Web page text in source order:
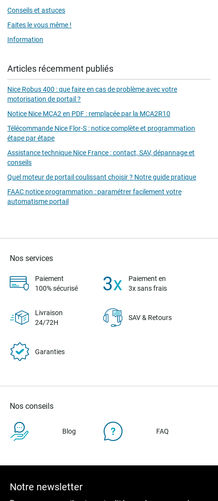
Conseils et astuces
Faites le vous même !
Information
Articles récemment publiés
Nice Robus 400 : que faire en cas de problème avec votre
motorisation de portail ?
Notice Nice MCA2 en PDF : remplacée par la MCA2R10
Télécommande Nice Flor-S : notice complète et programmation
étape par étape
Assistance technique Nice France : contact, SAV, dépannage et
conseils
Quel moteur de portail coulissant choisir ? Notre guide pratique
FAAC notice programmation : paramétrer facilement votre
automatisme portail
Nos services
Paiement
100% sécurisé
Paiement en
3x sans frais
Livraison
24/72H
SAV & Retours
Garanties
Nos conseils
Blog FAQ
Notre newsletter